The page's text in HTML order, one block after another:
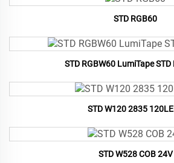
STD RGB60
STD RGBW60 LumiTape STD
STD W120 2835
STD W528 COB 24V